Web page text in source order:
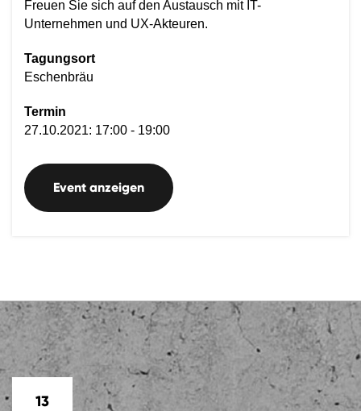
Freuen Sie sich auf den Austausch mit IT-
Unternehmen und UX-Akteuren.
Tagungsort
Eschenbräu
Termin
27.10.2021: 17:00 - 19:00
Event anzeigen
13